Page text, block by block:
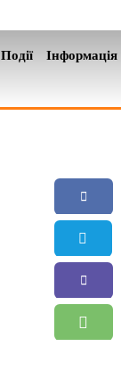
Події Інформація